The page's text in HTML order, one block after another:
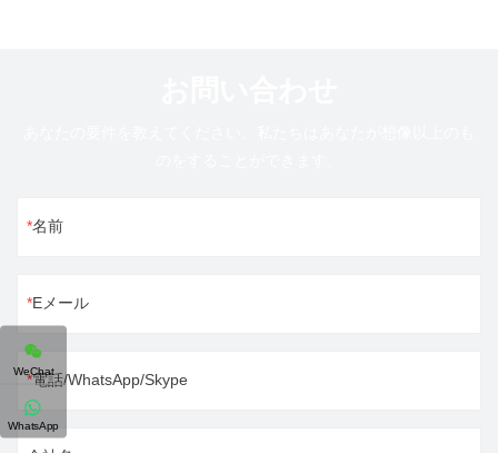
名前
Eメール
電話/WhatsApp/Skype
WeChat
WhatsApp